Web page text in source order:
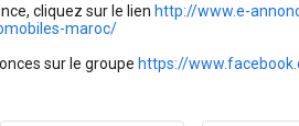
cliquez sur le lien http://www.e-
maroc/
sur le groupe https://